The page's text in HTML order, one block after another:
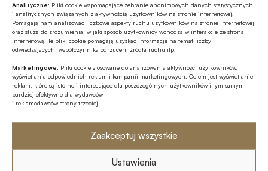
Analityczne: Pliki cookie wspomagające zebranie anonimowych danych statystycznych
i analitycznych związanych z aktywnością użytkowników na stronie internetowej.
Pomagają nam analizować liczbowe aspekty ruchu użytkowników na stronie internetowej
oraz służą do zrozumienia, w jaki sposób użytkownicy wchodzą w interakcje ze stroną
internetową. Te pliki cookie pomagają uzyskać informacje na temat liczby
odwiedzających, współczynnika odrzuceń, źródła ruchu itp.
Marketingowe: Pliki cookie stosowane do analizowania aktywności użytkowników,
wyświetlania odpowiednich reklam i kampanii marketingowych. Celem jest wyświetlanie
reklam, które są istotne i interesujące dla poszczególnych użytkowników i tym samym
bardziej efektywne dla wydawców
i reklamodawców strony trzeciej.
Zaakceptuj wszystkie
Ustawienia
Z RYNKU FINANSOWEGO
Edukacja finansowa: nowe inicjatywy KE
w ramach strategii unijnej
Polska szóstą gospodarką UE w 2025
roku